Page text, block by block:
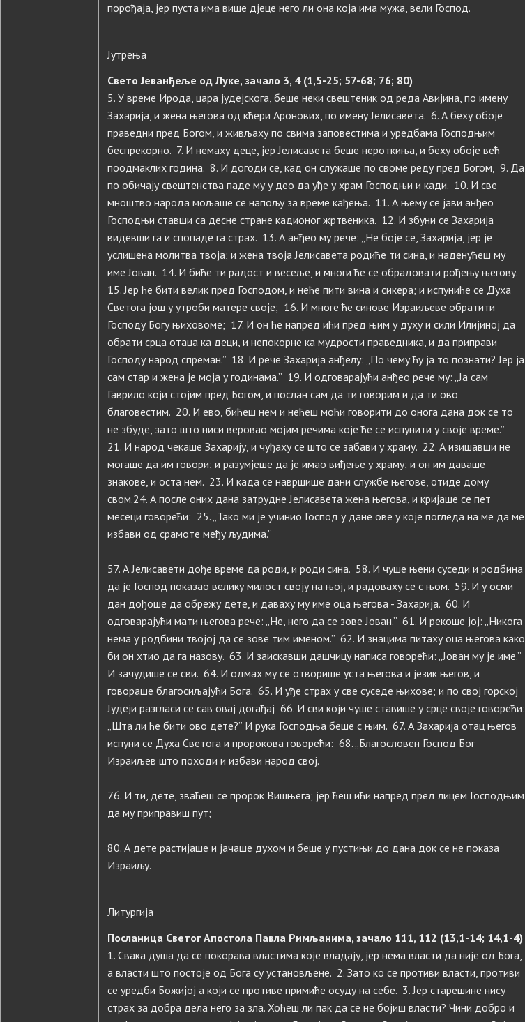
порођаја, јер пуста има више дјеце него ли она која има мужа, вели Господ.
Јутрења
Свето Јеванђеље од Луке, зачало 3, 4 (1,5-25; 57-68; 76; 80)
5. У време Ирода, цара јудејскога, беше неки свештеник од реда Авијина, по имену
Захарија, и жена његова од кћери Аронових, по имену Јелисавета. 6. А беху обоје
праведни пред Богом, и живљаху по свима заповестима и уредбама Господњим
беспрекорно. 7. И немаху деце, јер Јелисавета беше нероткиња, и беху обоје већ
поодмаклих година. 8. И догоди се, кад он служаше по своме реду пред Богом, 9. Да
по обичају свештенства паде му у део да уђе у храм Господњи и кади. 10. И све
мноштво народа мољаше се напољу за време кађења. 11. А њему се јави анђео
Господњи ставши са десне стране кадионог жртвеника. 12. И збуни се Захарија
видевши га и спопаде га страх. 13. А анђео му рече: „Не боје се, Захарија, јер је
услишена молитва твоја; и жена твоја Јелисавета родиће ти сина, и наденућеш му
име Јован. 14. И биће ти радост и весеље, и многи ће се обрадовати рођењу његову.
15. Јер ће бити велик пред Господом, и неће пити вина и сикера; и испуниће се Духа
Светога још у утроби матере своје; 16. И многе ће синове Израиљеве обратити
Господу Богу њиховоме; 17. И он ће напред ићи пред њим у духу и сили Илијиној да
обрати срца отаца ка деци, и непокорне ка мудрости праведника, и да приправи
Господу народ спреман.” 18. И рече Захарија анђелу: „По чему ћу ја то познати? Јер ја
сам стар и жена је моја у годинама.” 19. И одговарајући анђео рече му: „Ја сам
Гаврило који стојим пред Богом, и послан сам да ти говорим и да ти ово
благовестим. 20. И ево, бићеш нем и нећеш моћи говорити до онога дана док се то
не збуде, зато што ниси веровао мојим речима које ће се испунити у своје време.”
21. И народ чекаше Захарију, и чуђаху се што се забави у храму. 22. А изишавши не
могаше да им говори; и разумјеше да је имао виђење у храму; и он им даваше
знакове, и оста нем. 23. И када се навршише дани службе његове, отиде дому
свом.24. А после оних дана затрудне Јелисавета жена његова, и кријаше се пет
месеци говорећи: 25. „Тако ми је учинио Господ у дане ове у које погледа на ме да ме
избави од срамоте међу људима.”
57. А Јелисавети дође време да роди, и роди сина. 58. И чуше њени суседи и родбина
да је Господ показао велику милост своју на њој, и радоваху се с њом. 59. И у осми
дан дођоше да обрежу дете, и даваху му име оца његова - Захарија. 60. И
одговарајући мати његова рече: „Не, него да се зове Јован.” 61. И рекоше јој: „Никога
нема у родбини твојој да се зове тим именом.” 62. И знацима питаху оца његова како
би он хтио да га назову. 63. И заискавши дашчицу написа говорећи: „Јован му је име.”
И зачудише се сви. 64. И одмах му се отворише уста његова и језик његов, и
говораше благосиљајући Бога. 65. И уђе страх у све суседе њихове; и по свој горској
Јудеји разгласи се сав овај догађај 66. И сви који чуше ставише у срце своје говорећи:
„Шта ли ће бити ово дете?” И рука Господња беше с њим. 67. А Захарија отац његов
испуни се Духа Светога и пророкова говорећи: 68. „Благословен Господ Бог
Израиљев што походи и избави народ свој.
76. И ти, дете, зваћеш се пророк Вишњега; јер ћеш ићи напред пред лицем Господњим
да му приправиш пут;
80. А дете растијаше и јачаше духом и беше у пустињи до дана док се не показа
Израиљу.
Литургија
Посланица Светог Апостола Павла Римљанима, зачало 111, 112 (13,1-14; 14,1-4)
1. Свака душа да се покорава властима које владају, јер нема власти да није од Бога,
а власти што постоје од Бога су установљене. 2. Зато ко се противи власти, противи
се уредби Божијој а који се противе примиће осуду на себе. 3. Јер старешине нису
страх за добра дела него за зла. Хоћеш ли пак да се не бојиш власти? Чини добро и